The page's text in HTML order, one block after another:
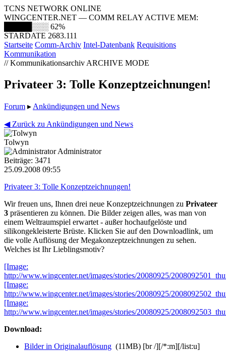
TCNS NETWORK ONLINE
WINGCENTER.NET — COMM RELAY ACTIVE MEM:
█████░░░ 62%
STARDATE 2683.111
Startseite Comm-Archiv Intel-Datenbank Requisitions
Kommunikation
// Kommunikationsarchiv ARCHIVE MODE
Privateer 3: Tolle Konzeptzeichnungen!
Forum ▸ Ankündigungen und News
◀ Zurück zu Ankündigungen und News
Tolwyn
Administrator
Beiträge: 3471
25.09.2008 09:55
Privateer 3: Tolle Konzeptzeichnungen!
Wir freuen uns, Ihnen drei neue Konzeptzeichnungen zu Privateer
3 präsentieren zu können. Die Bilder zeigen alles, was man von
einem Weltraumspiel erwartet - außer hochaufgelöste und
silikongekleisterte Brüste. Klicken Sie auf den Downloadlink, um
die volle Auflösung der Megakonzeptzeichnungen zu sehen.
Welches ist Ihr Lieblingsmotiv?
[Image:
http://www.wingcenter.net/images/stories/20080925/
[Image:
http://www.wingcenter.net/images/stories/20080925/
[Image:
http://www.wingcenter.net/images/stories/20080925/
Download:
Bilder in Originalauflösung (11MB) [br /][/*:m][/list:u]